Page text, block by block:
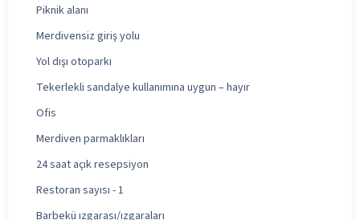
Piknik alanı
Merdivensiz giriş yolu
Yol dışı otoparkı
Tekerlekli sandalye kullanımına uygun – hayır
Ofis
Merdiven parmaklıkları
24 saat açık resepsiyon
Restoran sayısı - 1
Barbekü ızgarası/ızgaraları